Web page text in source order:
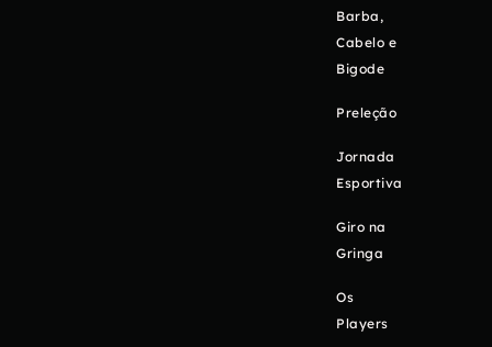
Barba,
Cabelo e
Bigode
Preleção
Jornada
Esportiva
Giro na
Gringa
Os
Players